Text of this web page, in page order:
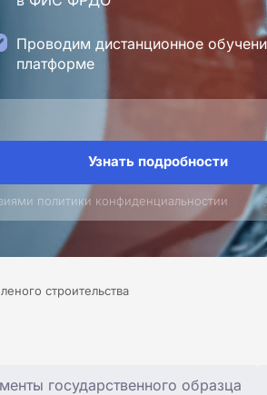
Проводим дистанционное
платформе
Узнать подробности
политики конфиденциальностии
строительства
государственного образца